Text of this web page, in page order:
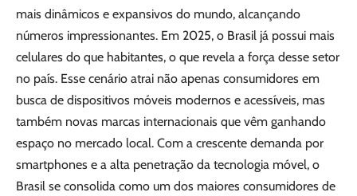
mais dinâmicos e expansivos do mundo, alcançando
números impressionantes. Em 2025, o Brasil já possui mais
celulares do que habitantes, o que revela a força desse setor
no país. Esse cenário atrai não apenas consumidores em
busca de dispositivos móveis modernos e acessíveis, mas
também novas marcas internacionais que vêm ganhando
espaço no mercado local. Com a crescente demanda por
smartphones e a alta penetração da tecnologia móvel, o
Brasil se consolida como um dos maiores consumidores de